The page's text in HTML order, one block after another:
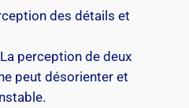
des détails et
La perception de deux
peut désorienter et